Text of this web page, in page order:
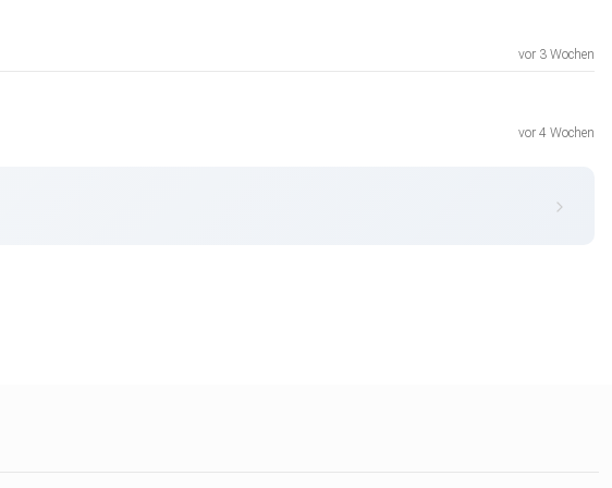
vor 3 Wochen
vor 4 Wochen